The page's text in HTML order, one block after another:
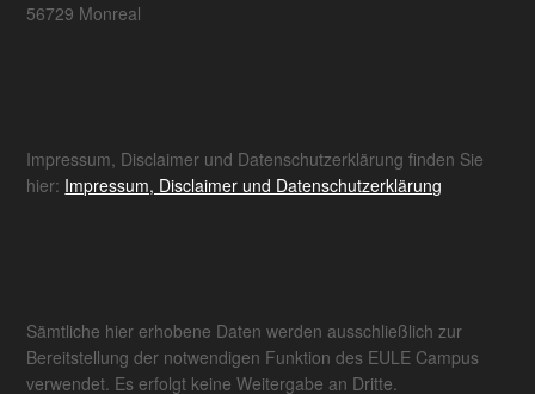
56729 Monreal
Impressum, Disclaimer und Datenschutzerklärung finden Sie
hier: Impressum, Disclaimer und Datenschutzerklärung
Sämtliche hier erhobene Daten werden ausschließlich zur
Bereitstellung der notwendigen Funktion des EULE Campus
verwendet. Es erfolgt keine Weitergabe an Dritte.